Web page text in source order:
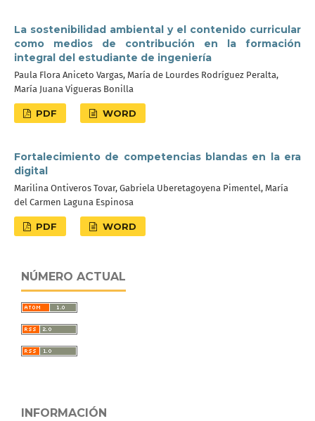
La sostenibilidad ambiental y el contenido curricular
como medios de contribución en la formación
integral del estudiante de ingeniería
Paula Flora Aniceto Vargas, María de Lourdes Rodríguez Peralta,
María Juana Vigueras Bonilla
PDF WORD
Fortalecimiento de competencias blandas en la era
digital
Marilina Ontiveros Tovar, Gabriela Uberetagoyena Pimentel, María
del Carmen Laguna Espinosa
PDF WORD
NÚMERO ACTUAL
INFORMACIÓN